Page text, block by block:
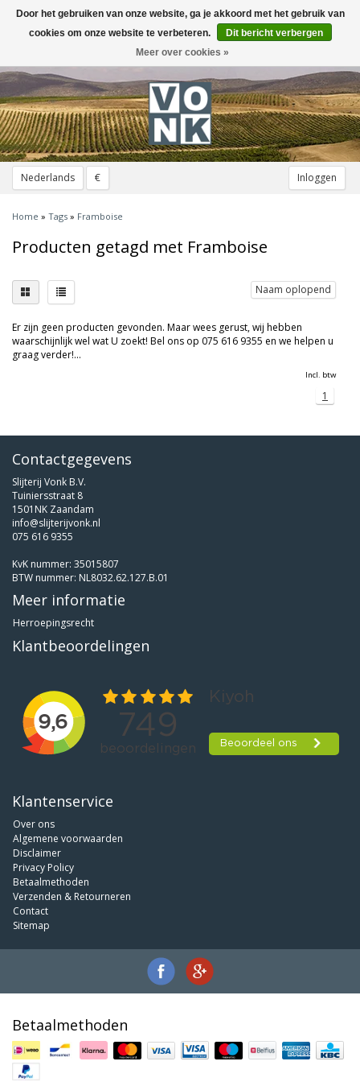
Nederlands € Inloggen
Toggle
navigation
Home » Tags » Framboise
Producten getagd met Framboise
Naam oplopend
Er zijn geen producten gevonden. Maar wees gerust, wij hebben
waarschijnlijk wel wat U zoekt! Bel ons op 075 616 9355 en we helpen u
graag verder!...
Incl. btw
1
Contactgegevens
Slijterij Vonk B.V.
Tuiniersstraat 8
1501NK Zaandam
info@slijterijvonk.nl
075 616 9355
KvK nummer: 35015807
BTW nummer: NL8032.62.127.B.01
Meer informatie
Herroepingsrecht
Klantbeoordelingen
Klantenservice
Over ons
Algemene voorwaarden
Disclaimer
Privacy Policy
Betaalmethoden
Verzenden & Retourneren
Contact
Sitemap
Betaalmethoden
Door het gebruiken van onze website, ga je akkoord met het gebruik van
cookies om onze website te verbeteren.
Dit bericht verbergen
Meer over cookies »